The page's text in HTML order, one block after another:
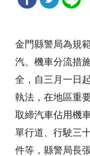
金門縣警局為規
汽、機車分流措
全，自三月一日
執法，在地區重
取締汽車佔用機
單行道、行駛三
件等，縣警局長